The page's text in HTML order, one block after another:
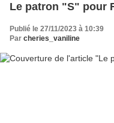
Le patron "S" pour
Publié le 27/11/2023 à 10:39
Par cheries_vaniline